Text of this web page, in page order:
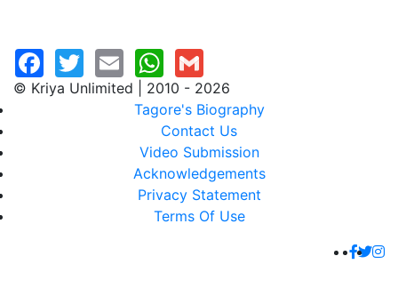
© Kriya Unlimited | 2010 - 2026
Tagore's Biography
Contact Us
Video Submission
Acknowledgements
Privacy Statement
Terms Of Use